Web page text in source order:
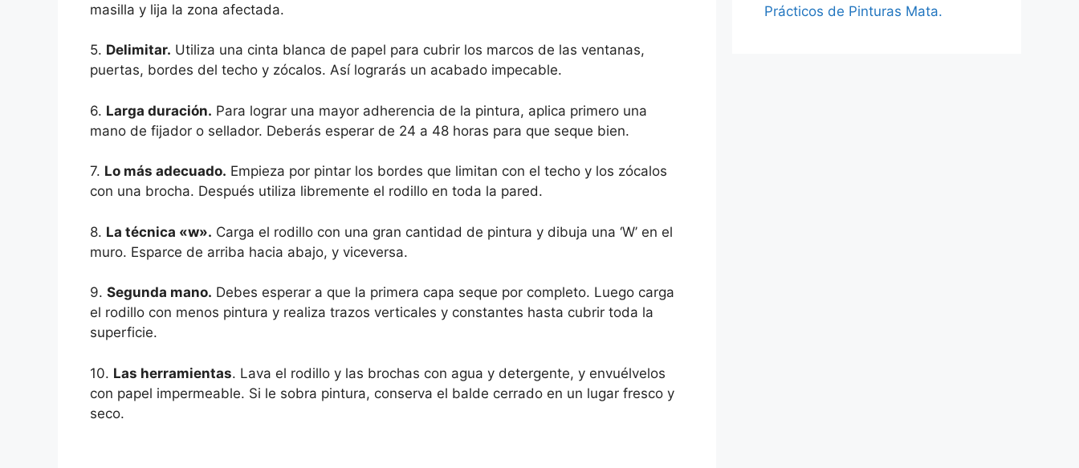
masilla y lija la zona afectada.
5. Delimitar. Utiliza una cinta blanca de papel para cubrir los marcos de las ventanas,
puertas, bordes del techo y zócalos. Así lograrás un acabado impecable.
6. Larga duración. Para lograr una mayor adherencia de la pintura, aplica primero una
mano de fijador o sellador. Deberás esperar de 24 a 48 horas para que seque bien.
7. Lo más adecuado. Empieza por pintar los bordes que limitan con el techo y los zócalos
con una brocha. Después utiliza libremente el rodillo en toda la pared.
8. La técnica «w». Carga el rodillo con una gran cantidad de pintura y dibuja una ‘W’ en el
muro. Esparce de arriba hacia abajo, y viceversa.
9. Segunda mano. Debes esperar a que la primera capa seque por completo. Luego carga
el rodillo con menos pintura y realiza trazos verticales y constantes hasta cubrir toda la
superficie.
10. Las herramientas. Lava el rodillo y las brochas con agua y detergente, y envuélvelos
con papel impermeable. Si le sobra pintura, conserva el balde cerrado en un lugar fresco y
seco.
Prácticos de Pinturas Mata.